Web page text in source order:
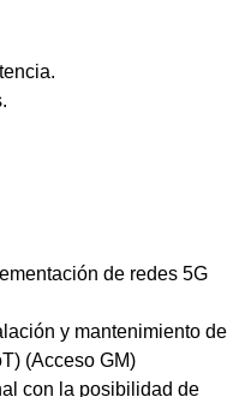
de redes 5G
y mantenimiento de
(Acceso GM)
con la posibilidad de